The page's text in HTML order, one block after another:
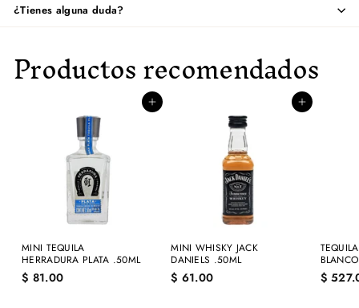
¿Tienes alguna duda?
Productos recomendados
Agregar al carrito
MINI TEQUILA
HERRADURA PLATA .50ML
$ 81.00$
Agregar al carrito
MINI WHISKY JACK
DANIELS .50ML
$ 61.00$
$